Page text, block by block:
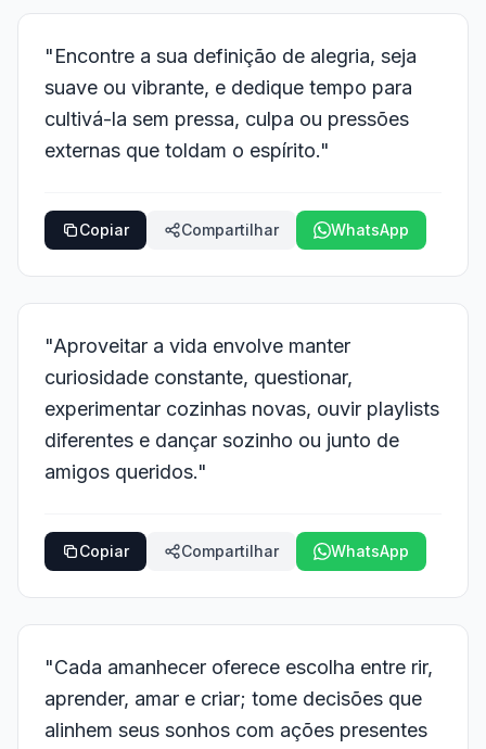
"Encontre a sua definição de alegria, seja
suave ou vibrante, e dedique tempo para
cultivá-la sem pressa, culpa ou pressões
externas que toldam o espírito."
Copiar Compartilhar WhatsApp
"Aproveitar a vida envolve manter
curiosidade constante, questionar,
experimentar cozinhas novas, ouvir playlists
diferentes e dançar sozinho ou junto de
amigos queridos."
Copiar Compartilhar WhatsApp
"Cada amanhecer oferece escolha entre rir,
aprender, amar e criar; tome decisões que
alinhem seus sonhos com ações presentes